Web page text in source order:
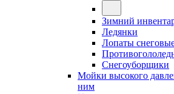
Зимний
Ледянки
Лопаты
Снегоуборщики
Мойки высокого
ним